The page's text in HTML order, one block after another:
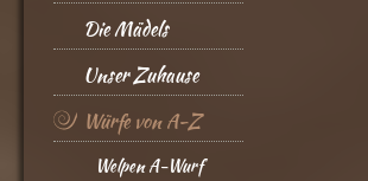
Die Mädels
Unser Zuhause
Würfe von A-Z
Welpen A-Wurf